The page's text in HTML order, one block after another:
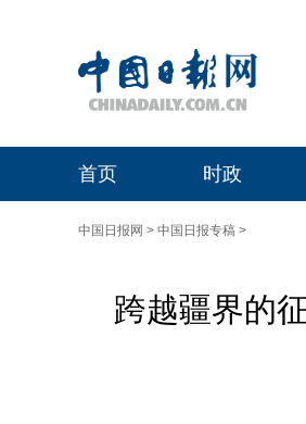
首页 时政
中国日报网 > 中国日报专稿 >
跨越疆界的